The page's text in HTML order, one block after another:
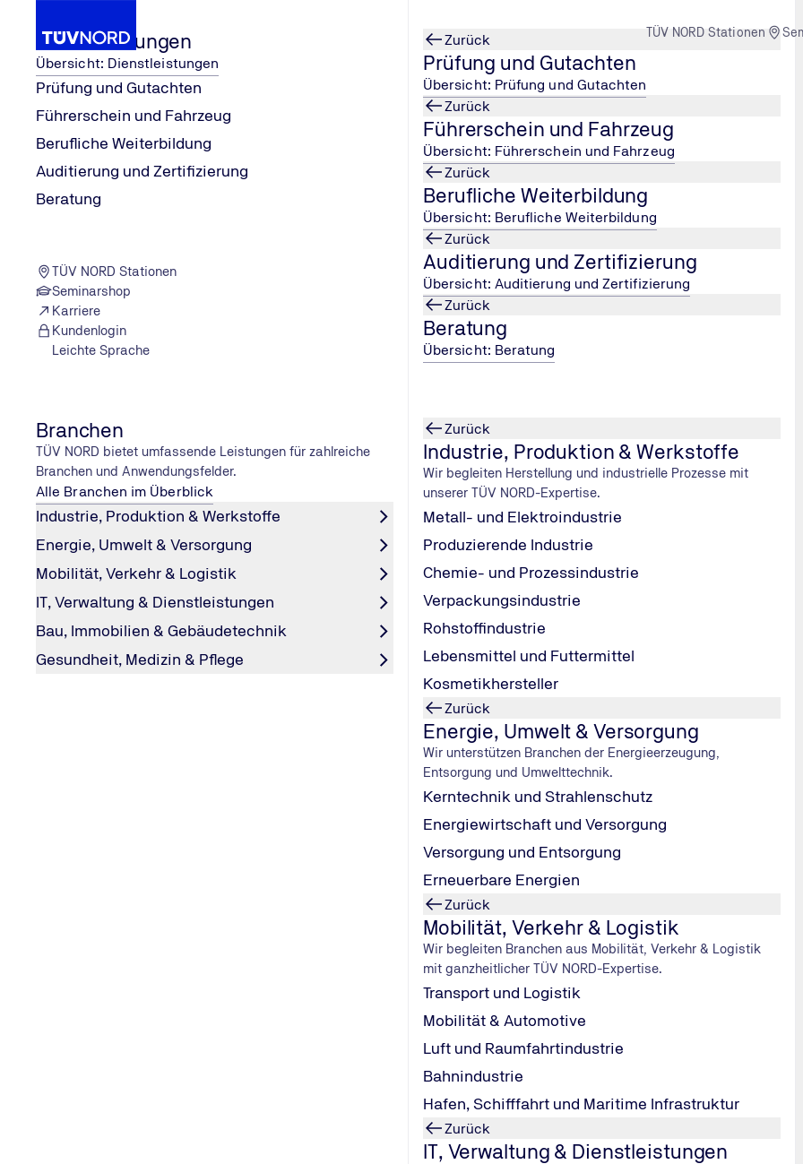
TÜV NORD Stationen
Dienstleistungen
Übersicht: Dienstleistungen
Prüfung und Gutachten
Führerschein und Fahrzeug
Berufliche Weiterbildung
Auditierung und Zertifizierung
Beratung
TÜV NORD Stationen
Seminarshop
Karriere
Kundenlogin
Leichte Sprache
Zurück
Prüfung und Gutachten
Übersicht: Prüfung und Gutachten
Zurück
Führerschein und Fahrzeug
Übersicht: Führerschein und Fahrzeug
Zurück
Berufliche Weiterbildung
Übersicht: Berufliche Weiterbildung
Zurück
Auditierung und Zertifizierung
Übersicht: Auditierung und Zertifizierung
Zurück
Beratung
Übersicht: Beratung
Branchen
TÜV NORD bietet umfassende Leistungen für zahlreiche
Branchen und Anwendungsfelder.
Alle Branchen im Überblick
Industrie, Produktion & Werkstoffe
Energie, Umwelt & Versorgung
Mobilität, Verkehr & Logistik
IT, Verwaltung & Dienstleistungen
Bau, Immobilien & Gebäudetechnik
Gesundheit, Medizin & Pflege
Zurück
Industrie, Produktion & Werkstoffe
Wir begleiten Herstellung und industrielle Prozesse mit
unserer TÜV NORD-Expertise.
Metall- und Elektroindustrie
Produzierende Industrie
Chemie- und Prozessindustrie
Verpackungsindustrie
Rohstoffindustrie
Lebensmittel und Futtermittel
Kosmetikhersteller
Zurück
Energie, Umwelt & Versorgung
Wir unterstützen Branchen der Energieerzeugung,
Entsorgung und Umwelttechnik.
Kerntechnik und Strahlenschutz
Energiewirtschaft und Versorgung
Versorgung und Entsorgung
Erneuerbare Energien
Zurück
Mobilität, Verkehr & Logistik
Wir begleiten Branchen aus Mobilität, Verkehr & Logistik
mit ganzheitlicher TÜV NORD-Expertise.
Transport und Logistik
Mobilität & Automotive
Luft und Raumfahrtindustrie
Bahnindustrie
Hafen, Schifffahrt und Maritime Infrastruktur
Zurück
IT, Verwaltung & Dienstleistungen
Home
Entdeckt. Erklärt. Erzählt. De
r Podcast von #explore Mission: Die erste Deutsche im...
Mission: Die erste Deutsche im All
Talk mit Suzanna Randall, Astrophysikerin und angehende
Faszination des Universums, die Kraft weiblicher Vorbilder und das Astronautin-Training in Teilzeit.